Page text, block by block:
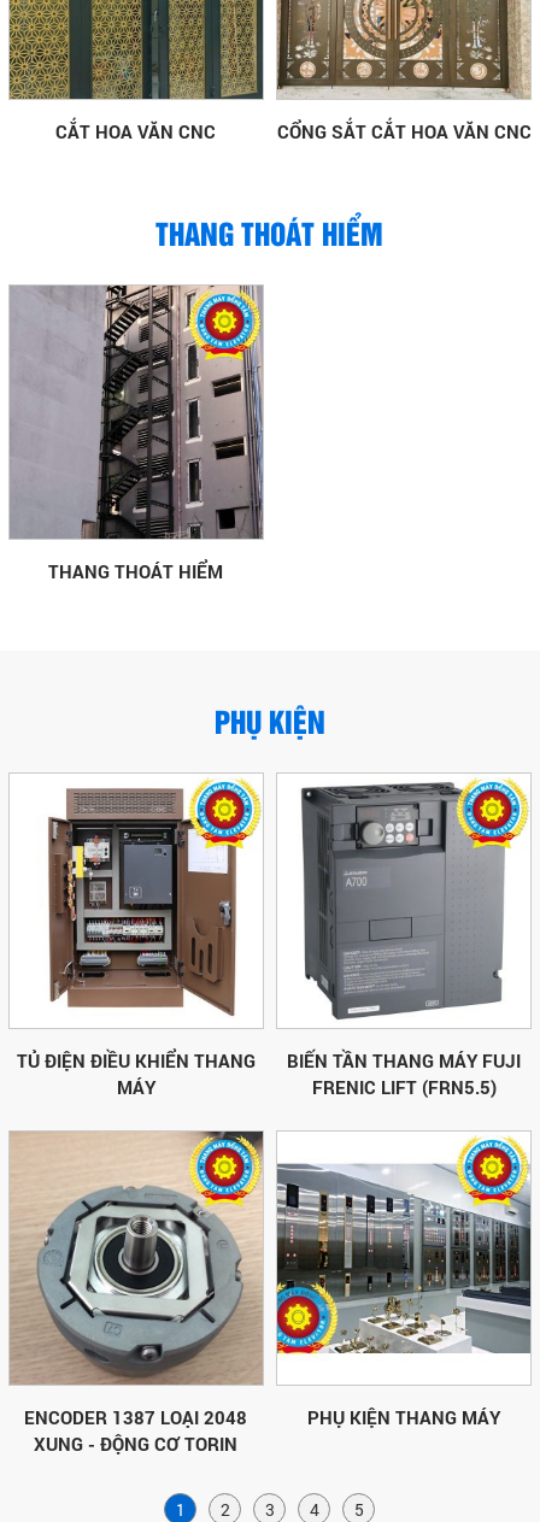
CẮT HOA VĂN CNC CỔNG SẮT CẮT HOA VĂN CNC
THANG THOÁT HIỂM
THANG THOÁT HIỂM
PHỤ KIỆN
TỦ ĐIỆN ĐIỀU KHIỂN THANG
MÁY
BIẾN TẦN THANG MÁY FUJI
FRENIC LIFT (FRN5.5)
ENCODER 1387 LOẠI 2048
XUNG - ĐỘNG CƠ TORIN
PHỤ KIỆN THANG MÁY
1 2 3 4 5